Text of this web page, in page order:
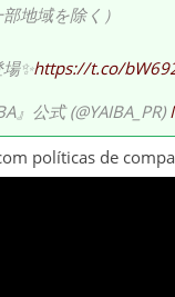
地域を除く）
✨https://t.co/
』公式 (@YAIBA_PR)
políticas de